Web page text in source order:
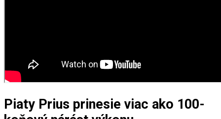
Piaty Prius prinesie viac ako 100-